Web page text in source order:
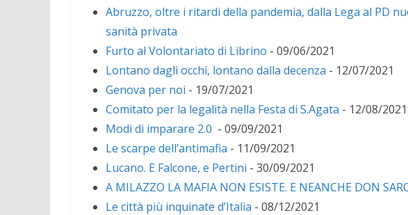
Abruzzo, oltre i ritardi della pandemia, dalla Lega al PD
sanità privata
Furto al Volontariato di Librino - 09/06/2021
Lontano dagli occhi, lontano dalla decenza - 12/07/2021
Genova per noi - 19/07/2021
Comitato per la legalità nella Festa di S.Agata - 12/08/2021
Modi di imparare 2.0 - 09/09/2021
Le scarpe dell’antimafia - 11/09/2021
Lucano. E Falcone, e Pertini - 30/09/2021
A MILAZZO LA MAFIA NON ESISTE. E NEANCHE DON
Le città più inquinate d’Italia - 08/12/2021